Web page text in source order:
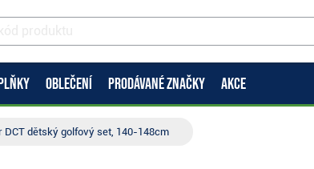
OBLEČENÍ PRODÁVANÉ ZNAČKY AKCE
DCT dětský golfový set, 140-148cm